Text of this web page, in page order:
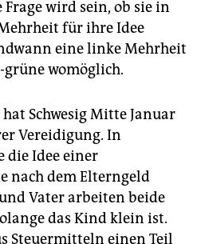
wird sein, ob sie in
für ihre Idee
eine linke Mehrheit
womöglich.
Schwesig Mitte Januar
Vereidigung. In
die Idee einer
nach dem Elterngeld
Vater arbeiten beide
das Kind klein ist.
Steuermitteln einen Teil